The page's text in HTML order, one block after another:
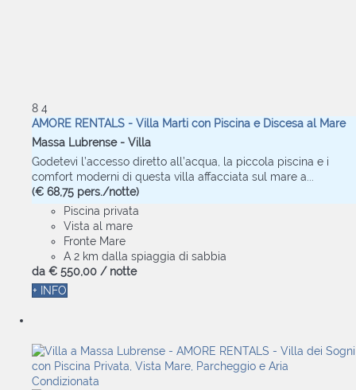
8 4
AMORE RENTALS - Villa Marti con Piscina e Discesa al Mare
Massa Lubrense - Villa
Godetevi l’accesso diretto all’acqua, la piccola piscina e i
comfort moderni di questa villa affacciata sul mare a...
(€ 68,75 pers./notte)
Piscina privata
Vista al mare
Fronte Mare
A 2 km dalla spiaggia di sabbia
da € 550,00 / notte
+ INFO